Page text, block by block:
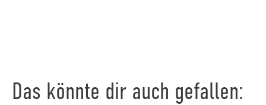
Das könnte dir auch gefallen: